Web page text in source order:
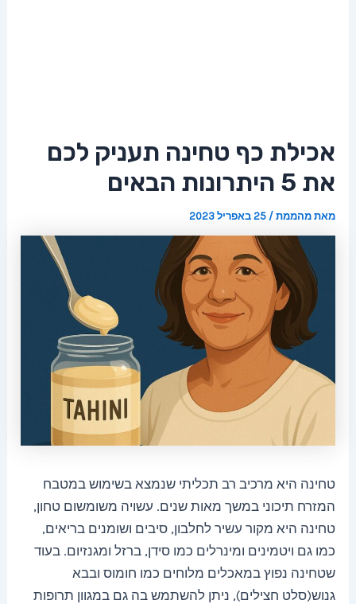
אכילת כף טחינה תעניק לכם
את 5 היתרונות הבאים
מאתמהממת/25 באפריל 2023
טחינה היא מרכיב רב תכליתי שנמצא בשימוש במטבח
המזרח תיכוני במשך מאות שנים. עשויה משומשום טחון,
טחינה היא מקור עשיר לחלבון, סיבים ושומנים בריאים,
כמו גם ויטמינים ומינרלים כמו סידן, ברזל ומגנזיום. בעוד
שטחינה נפוץ במאכלים מלוחים כמו חומוס ובבא
גנוש(סלט חצילים), ניתן להשתמש בה גם במגוון תרופות